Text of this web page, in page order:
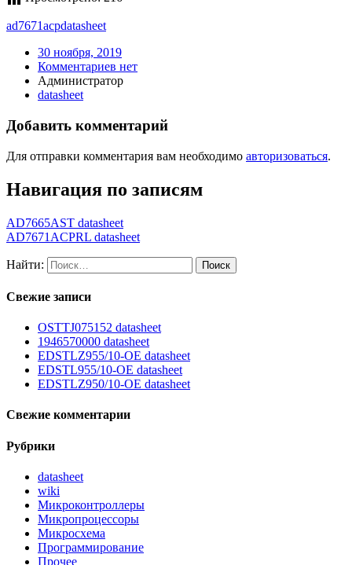
ad7671acpdatasheet
30 ноября, 2019
Комментариев нет
Администратор
datasheet
Добавить комментарий
Для отправки комментария вам необходимо авторизоваться.
Навигация по записям
AD7665AST datasheet
AD7671ACPRL datasheet
Найти:
Свежие записи
OSTTJ075152 datasheet
1946570000 datasheet
EDSTLZ955/10-OE datasheet
EDSTL955/10-OE datasheet
EDSTLZ950/10-OE datasheet
Свежие комментарии
Рубрики
datasheet
wiki
Микроконтроллеры
Микропроцессоры
Микросхема
Программирование
Прочее